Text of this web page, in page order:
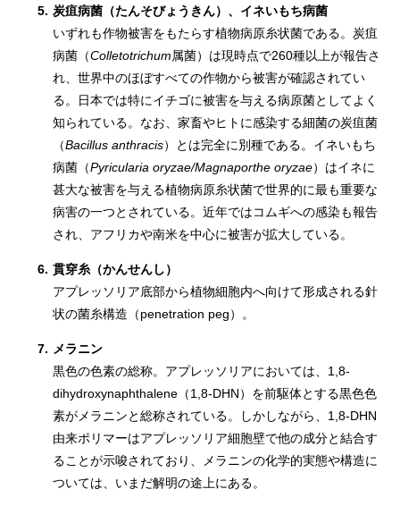
5. 炭疽病菌（たんそびょうきん）、イネいもち病菌
いずれも作物被害をもたらす植物病原糸状菌である。炭疽
病菌（Colletotrichum属菌）は現時点で260種以上が報告さ
れ、世界中のほぼすべての作物から被害が確認されてい
る。日本では特にイチゴに被害を与える病原菌としてよく
知られている。なお、家畜やヒトに感染する細菌の炭疽菌
（Bacillus anthracis）とは完全に別種である。イネいもち
病菌（Pyricularia oryzae/Magnaporthe oryzae）はイネに
甚大な被害を与える植物病原糸状菌で世界的に最も重要な
病害の一つとされている。近年ではコムギへの感染も報告
され、アフリカや南米を中心に被害が拡大している。
6. 貫穿糸（かんせんし）
アプレッソリア底部から植物細胞内へ向けて形成される針
状の菌糸構造（penetration peg）。
7. メラニン
黒色の色素の総称。アプレッソリアにおいては、1,8-
dihydroxynaphthalene（1,8-DHN）を前駆体とする黒色色
素がメラニンと総称されている。しかしながら、1,8-DHN
由来ポリマーはアプレッソリア細胞壁で他の成分と結合す
ることが示唆されており、メラニンの化学的実態や構造に
ついては、いまだ解明の途上にある。